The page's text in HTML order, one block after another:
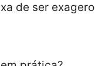
de ser exagero